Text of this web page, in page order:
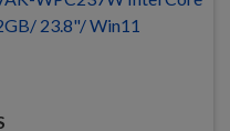
23.8"/ Win11